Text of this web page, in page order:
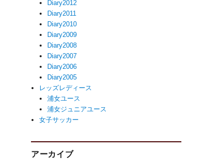
Diary2012
Diary2011
Diary2010
Diary2009
Diary2008
Diary2007
Diary2006
Diary2005
レッズレディース
浦女ユース
浦女ジュニアユース
女子サッカー
アーカイブ